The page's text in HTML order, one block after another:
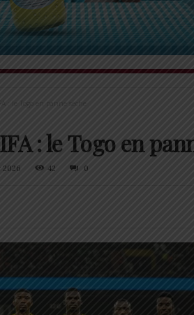
: le Togo en panne sèche
: le Togo en
2026 42 0